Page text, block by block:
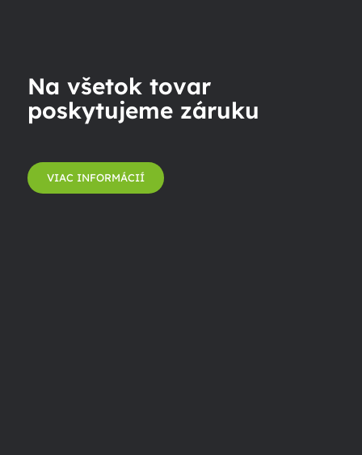
Na všetok tovar
poskytujeme záruku
VIAC INFORMÁCIÍ